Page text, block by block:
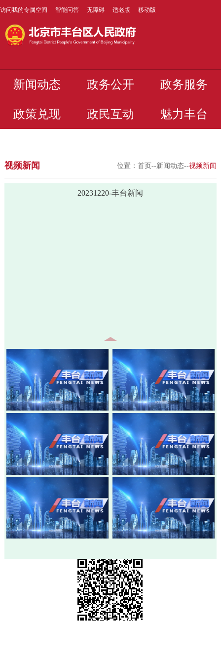
访问我的专属空间 智能问答 无障碍 适老版 移动版
新闻动态 政务公开 政务服务
政策兑现 政民互动 魅力丰台
视频新闻 位置：首页--新闻动态--视频新闻
20231220-丰台新闻
20260805-丰台新闻
20260803-丰台新闻
20260730-丰台新闻
20260728-丰台新闻